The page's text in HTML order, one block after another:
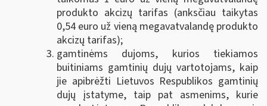
produkto akcizų tarifas (anksčiau taikytas
0,54 euro už vieną megavatvalandę produkto
akcizų tarifas);
gamtinėms dujoms, kurios tiekiamos
buitiniams gamtinių dujų vartotojams, kaip
jie apibrėžti Lietuvos Respublikos gamtinių
dujų įstatyme, taip pat asmenims, kurie